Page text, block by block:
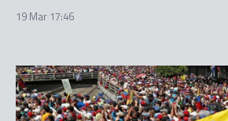
19 Mar 17:46